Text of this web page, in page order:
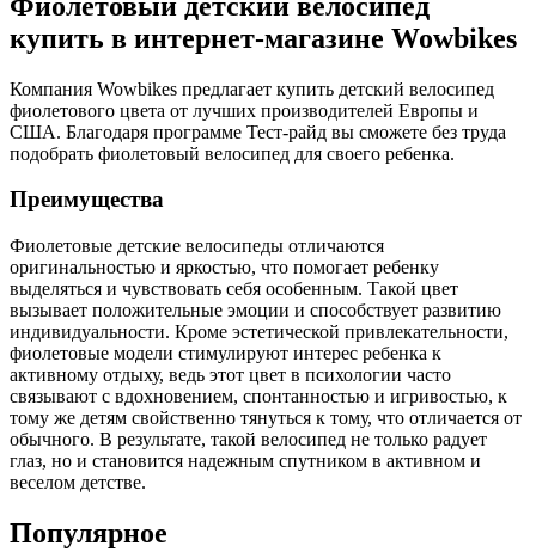
купить в интернет-магазине Wowbikes
Компания Wowbikes предлагает купить детский велосипед
фиолетового цвета от лучших производителей Европы и
США. Благодаря программе Тест-райд вы сможете без труда
подобрать фиолетовый велосипед для своего ребенка.
Преимущества
Фиолетовые детские велосипеды отличаются
оригинальностью и яркостью, что помогает ребенку
выделяться и чувствовать себя особенным. Такой цвет
вызывает положительные эмоции и способствует развитию
индивидуальности. Кроме эстетической привлекательности,
фиолетовые модели стимулируют интерес ребенка к
активному отдыху, ведь этот цвет в психологии часто
связывают с вдохновением, спонтанностью и игривостью, к
тому же детям свойственно тянуться к тому, что отличается от
обычного. В результате, такой велосипед не только радует
глаз, но и становится надежным спутником в активном и
веселом детстве.
Популярное